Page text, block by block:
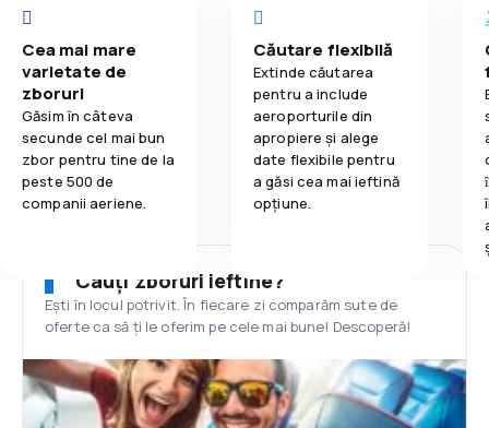
Cea mai mare
varietate de
zboruri
Găsim în câteva
secunde cel mai bun
zbor pentru tine de la
peste 500 de
companii aeriene.
Căutare flexibilă
Extinde căutarea
pentru a include
aeroporturile din
apropiere și alege
date flexibile pentru
a găsi cea mai ieftină
opțiune.
Cauți zboruri ieftine?
Ești în locul potrivit. În fiecare zi comparăm sute de
oferte ca să ți le oferim pe cele mai bune! Descoperă!